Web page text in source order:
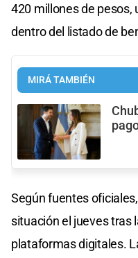
420 millones de pesos,
dentro del listado de
MIRÁ TAMBIÉN
Según fuentes
situación el jueves tras
plataformas digitales.